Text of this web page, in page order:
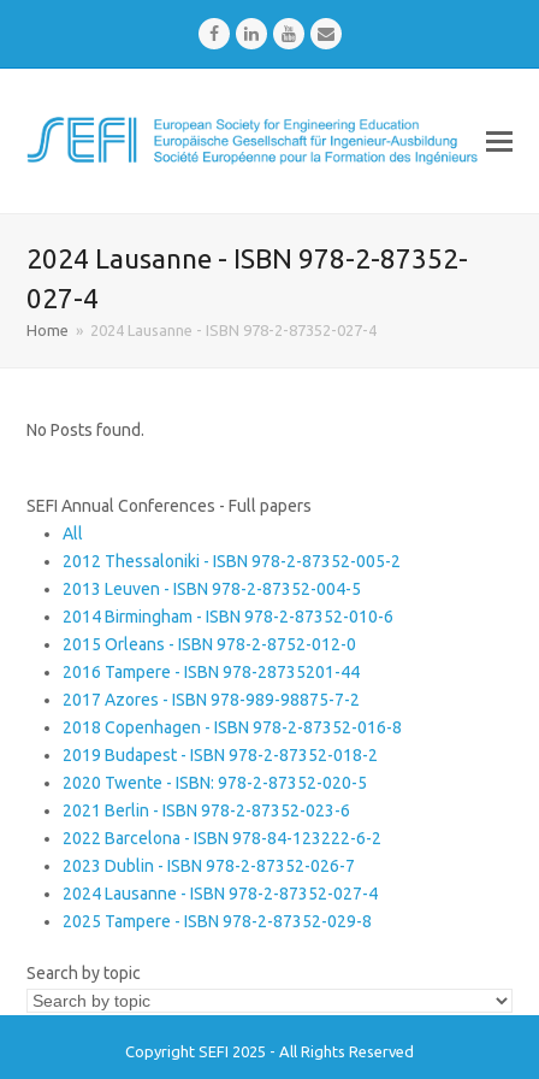
FacebookLinkedInYoutubeEmail
2024 Lausanne - ISBN 978-2-87352-
027-4
Home » 2024 Lausanne - ISBN 978-2-87352-027-4
No Posts found.
SEFI Annual Conferences - Full papers
All
2012 Thessaloniki - ISBN 978-2-87352-005-2
2013 Leuven - ISBN 978-2-87352-004-5
2014 Birmingham - ISBN 978-2-87352-010-6
2015 Orleans - ISBN 978-2-8752-012-0
2016 Tampere - ISBN 978-28735201-44
2017 Azores - ISBN 978-989-98875-7-2
2018 Copenhagen - ISBN 978-2-87352-016-8
2019 Budapest - ISBN 978-2-87352-018-2
2020 Twente - ISBN: 978-2-87352-020-5
2021 Berlin - ISBN 978-2-87352-023-6
2022 Barcelona - ISBN 978-84-123222-6-2
2023 Dublin - ISBN 978-2-87352-026-7
2024 Lausanne - ISBN 978-2-87352-027-4
2025 Tampere - ISBN 978-2-87352-029-8
Search by topic
Copyright SEFI 2025 - All Rights Reserved